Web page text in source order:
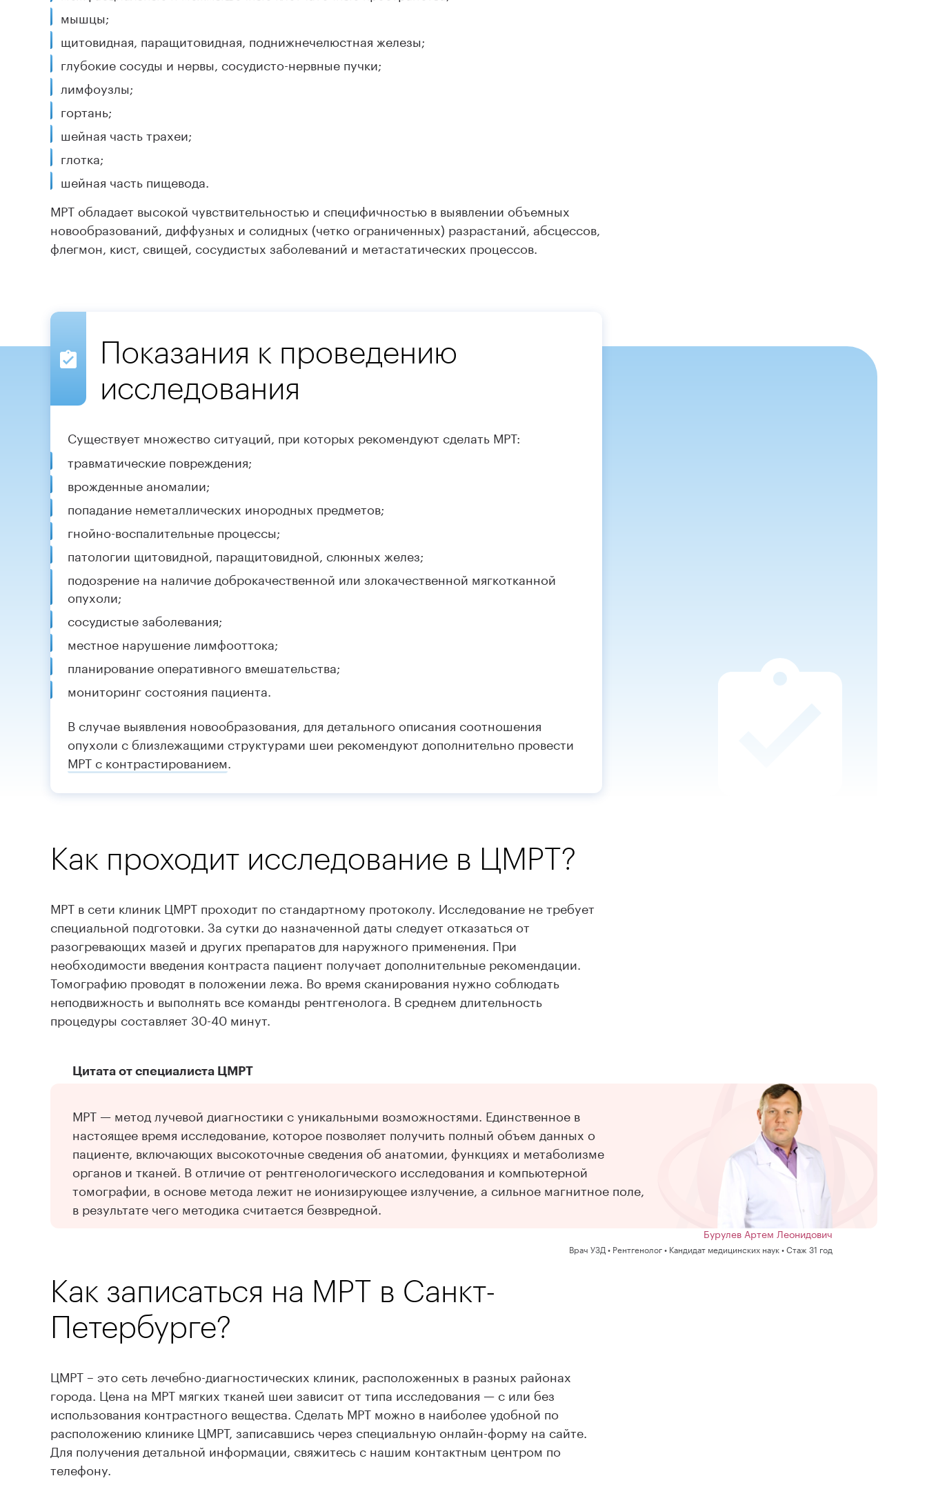
мышцы;
щитовидная, паращитовидная, поднижнечелюстная железы;
глубокие сосуды и нервы, сосудисто-нервные пучки;
лимфоузлы;
гортань;
шейная часть трахеи;
глотка;
шейная часть пищевода.
МРТ обладает высокой чувствительностью и специфичностью в выявлении объемных
новообразований, диффузных и солидных (четко ограниченных) разрастаний, абсцессов,
флегмон, кист, свищей, сосудистых заболеваний и метастатических процессов.
Показания к проведению
исследования
Существует множество ситуаций, при которых рекомендуют сделать МРТ:
травматические повреждения;
врожденные аномалии;
попадание неметаллических инородных предметов;
гнойно-воспалительные процессы;
патологии щитовидной, паращитовидной, слюнных желез;
подозрение на наличие доброкачественной или злокачественной мягкотканной
опухоли;
сосудистые заболевания;
местное нарушение лимфооттока;
планирование оперативного вмешательства;
мониторинг состояния пациента.
В случае выявления новообразования, для детального описания соотношения
опухоли с близлежащими структурами шеи рекомендуют дополнительно провести
МРТ с контрастированием
Как проходит исследование в ЦМРТ?
МРТ в сети клиник ЦМРТ проходит по стандартному протоколу. Исследование не требует
специальной подготовки. За сутки до назначенной даты следует отказаться от
разогревающих мазей и других препаратов для наружного применения. При
необходимости введения контраста пациент получает дополнительные рекомендации.
Томографию проводят в положении лежа. Во время сканирования нужно соблюдать
неподвижность и выполнять все команды рентгенолога. В среднем длительность
процедуры составляет 30-40 минут.
Цитата от специалиста ЦМРТ
МРТ — метод лучевой диагностики с уникальными возможностями. Единственное в
настоящее время исследование, которое позволяет получить полный объем данных о
пациенте, включающих высокоточные сведения об анатомии, функциях и метаболизме
органов и тканей. В отличие от рентгенологического исследования и компьютерной
томографии, в основе метода лежит не ионизирующее излучение, а сильное магнитное поле,
в результате чего методика считается безвредной.
Бурулев Артем Леонидович
Врач УЗД • Рентгенолог • Кандидат медицинских наук • Стаж 31 год
Как записаться на МРТ в Санкт-
Петербурге?
ЦМРТ – это сеть лечебно-диагностических клиник, расположенных в разных районах
города. Цена на МРТ мягких тканей шеи зависит от типа исследования — с или без
использования контрастного вещества. Сделать МРТ можно в наиболее удобной по
расположению клинике ЦМРТ, записавшись через специальную онлайн-форму на сайте.
Для получения детальной информации, свяжитесь с нашим контактным центром по
телефону.